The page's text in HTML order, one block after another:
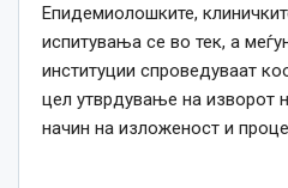
Епидемиолошките,
испитувања се во тек, а
институции спроведуваат
цел утврдување на изворот
начин на изложеност и